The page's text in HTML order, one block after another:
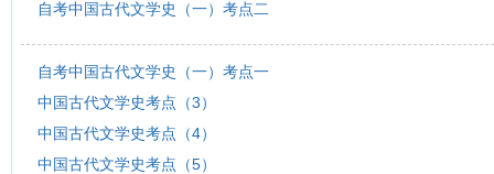
自考中国古代文学史（一）考点二
自考中国古代文学史（一）考点一
中国古代文学史考点（3）
中国古代文学史考点（4）
中国古代文学史考点（5）